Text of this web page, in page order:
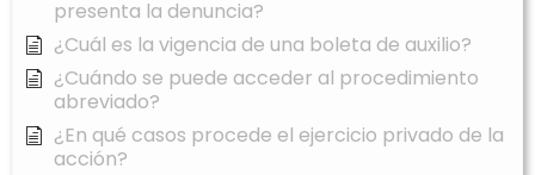
presenta la denuncia?
¿Cuál es la vigencia de una boleta de auxilio?
¿Cuándo se puede acceder al procedimiento
abreviado?
¿En qué casos procede el ejercicio privado de la
acción?